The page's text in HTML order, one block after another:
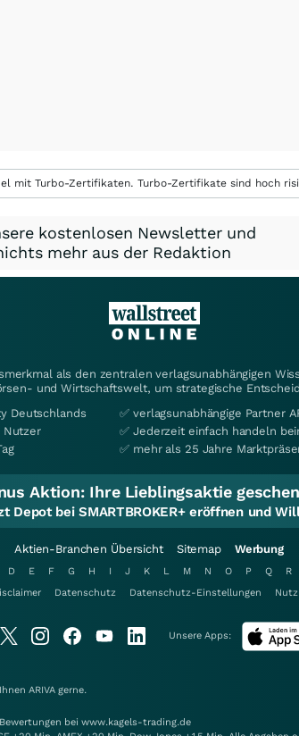
mit Turbo-Zertifikaten. Turbo-Zertifikate sind hoch
kostenlosen Newsletter und
mehr aus der Redaktion
als den zentralen verlagsunabhängigen
und Wirtschaftswelt, um strategische
Deutschlands
Nutzer
✅ verlagsunabhängige Partner
✅ Jederzeit einfach handeln
✅ mehr als 25 Jahre
Aktion: Ihre Lieblingsaktie
Depot bei SMARTBROKER+ eröffnen und
Aktien-Branchen Übersicht Sitemap Werbung
D E F G H I J K L M N O P Q R
Datenschutz Datenschutz-Einstellungen
Unsere Apps:
ARIVA gerne.
bei www.kagels-trading.de